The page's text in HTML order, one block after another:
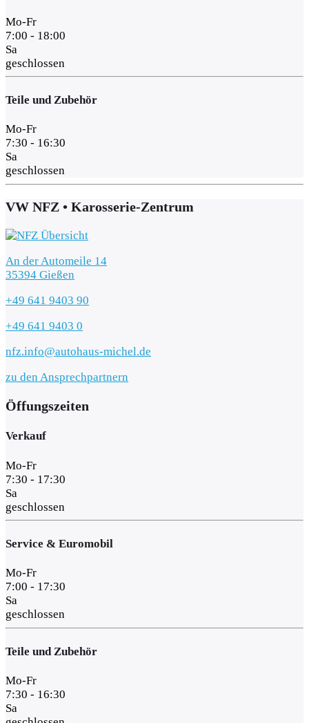
Mo-Fr
7:00 - 18:00
Sa
geschlossen
Teile und Zubehör
Mo-Fr
7:30 - 16:30
Sa
geschlossen
VW NFZ • Karosserie-Zentrum
An der Automeile 14
35394 Gießen
+49 641 9403 90
+49 641 9403 0
nfz.info@autohaus-michel.de
zu den Ansprechpartnern
Öffungszeiten
Verkauf
Mo-Fr
7:30 - 17:30
Sa
geschlossen
Service & Euromobil
Mo-Fr
7:00 - 17:30
Sa
geschlossen
Teile und Zubehör
Mo-Fr
7:30 - 16:30
Sa